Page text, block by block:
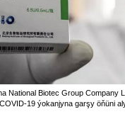
National Biotec Group Company
19 ýokanjyna garşy öňüni